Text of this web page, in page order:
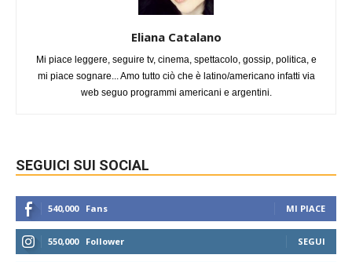
Eliana Catalano
Mi piace leggere, seguire tv, cinema, spettacolo, gossip, politica, e
mi piace sognare... Amo tutto ciò che è latino/americano infatti via
web seguo programmi americani e argentini.
SEGUICI SUI SOCIAL
540,000 Fans MI PIACE
550,000 Follower SEGUI